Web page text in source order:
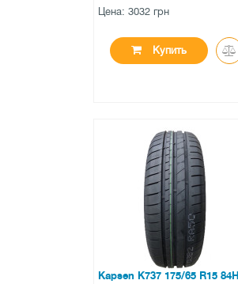
Цена: 3032 грн
Купить
в наличии
0 отзывов
Kapsen K737 175/65 R15 84H